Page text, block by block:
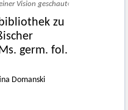
Vision geschaut‹
zu
germ. fol.
Domanski